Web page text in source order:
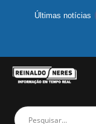
Últimas notícias